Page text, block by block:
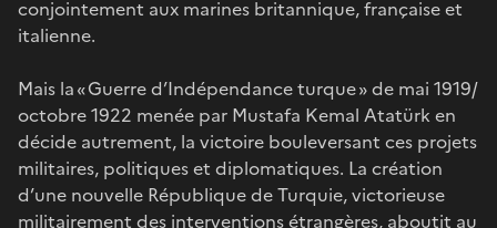
conjointement aux marines britannique, française et
italienne.
Mais la « Guerre d’Indépendance turque » de mai 1919/
octobre 1922 menée par Mustafa Kemal Atatürk en
décide autrement, la victoire bouleversant ces projets
militaires, politiques et diplomatiques. La création
d’une nouvelle République de Turquie, victorieuse
militairement des interventions étrangères, aboutit au